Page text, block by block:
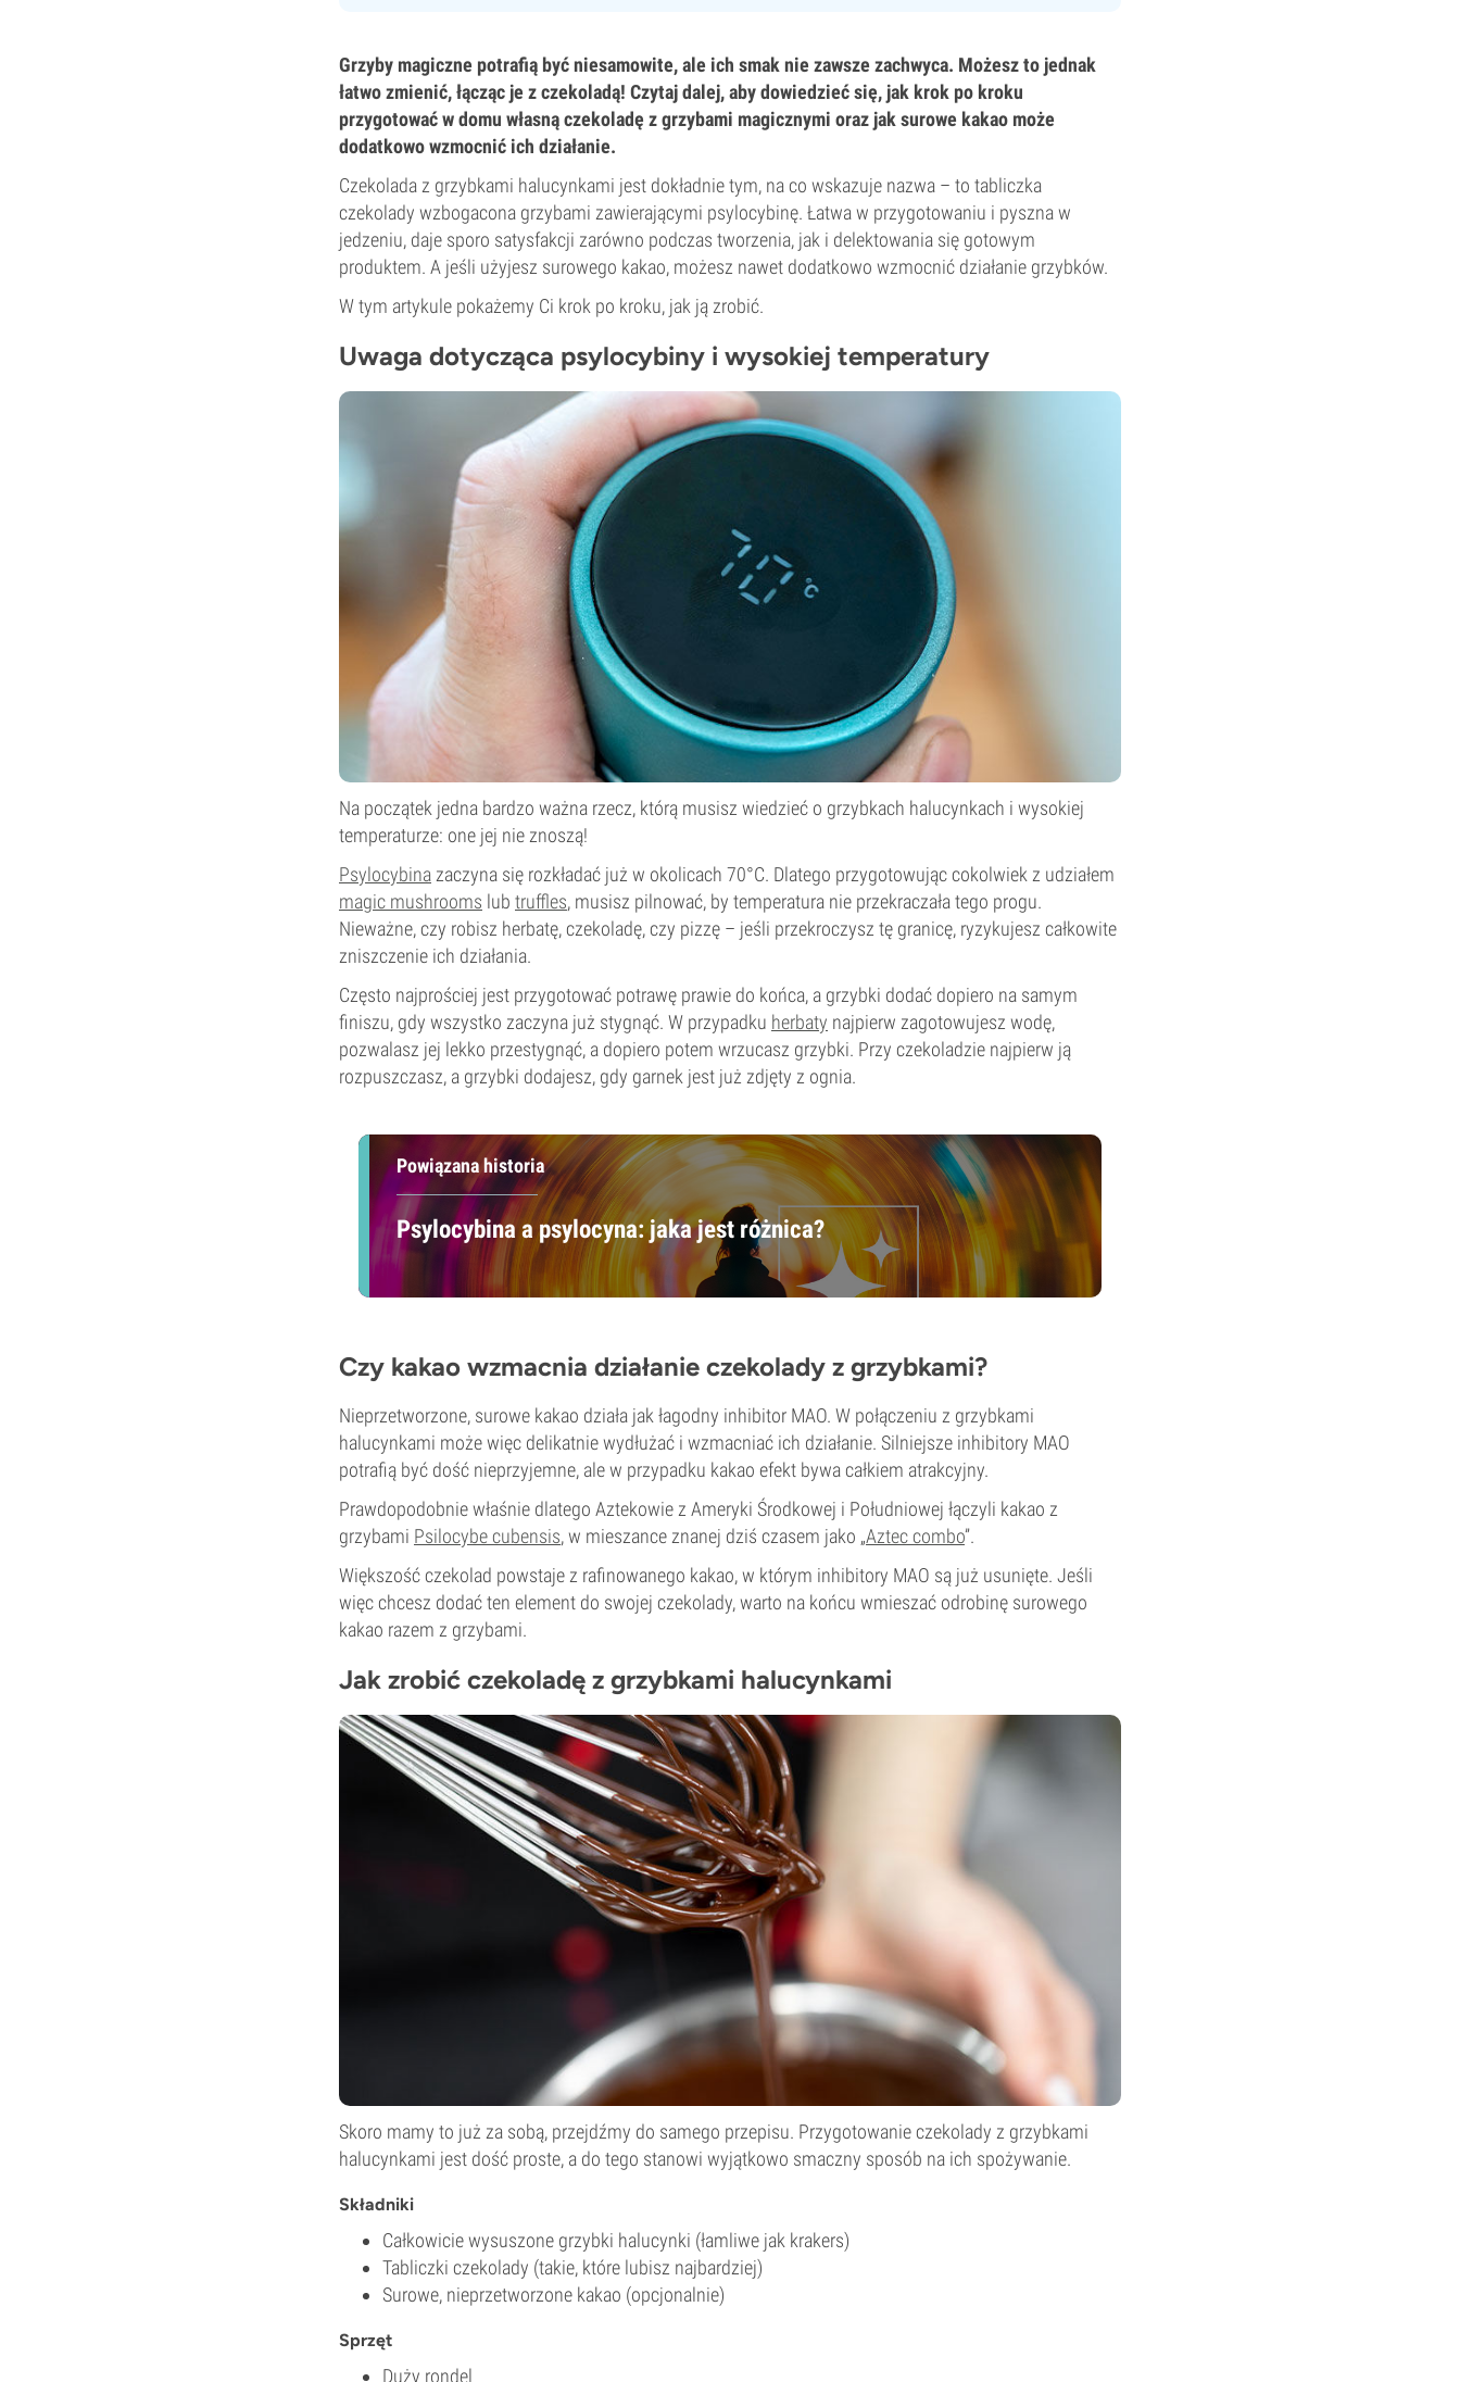
Grzyby magiczne potrafią być niesamowite, ale ich smak nie zawsze zachwyca. Możesz to jednak
łatwo zmienić, łącząc je z czekoladą! Czytaj dalej, aby dowiedzieć się, jak krok po kroku
przygotować w domu własną czekoladę z grzybami magicznymi oraz jak surowe kakao może
dodatkowo wzmocnić ich działanie.
Czekolada z grzybkami halucynkami jest dokładnie tym, na co wskazuje nazwa – to tabliczka
czekolady wzbogacona grzybami zawierającymi psylocybinę. Łatwa w przygotowaniu i pyszna w
jedzeniu, daje sporo satysfakcji zarówno podczas tworzenia, jak i delektowania się gotowym
produktem. A jeśli użyjesz surowego kakao, możesz nawet dodatkowo wzmocnić działanie grzybków.
W tym artykule pokażemy Ci krok po kroku, jak ją zrobić.
Uwaga dotycząca psylocybiny i wysokiej temperatury
Na początek jedna bardzo ważna rzecz, którą musisz wiedzieć o grzybkach halucynkach i wysokiej
temperaturze: one jej nie znoszą!
Psylocybina zaczyna się rozkładać już w okolicach 70°C. Dlatego przygotowując cokolwiek z udziałem
magic mushrooms lub truffles, musisz pilnować, by temperatura nie przekraczała tego progu.
Nieważne, czy robisz herbatę, czekoladę, czy pizzę – jeśli przekroczysz tę granicę, ryzykujesz całkowite
zniszczenie ich działania.
Często najprościej jest przygotować potrawę prawie do końca, a grzybki dodać dopiero na samym
finiszu, gdy wszystko zaczyna już stygnąć. W przypadku herbaty najpierw zagotowujesz wodę,
pozwalasz jej lekko przestygnąć, a dopiero potem wrzucasz grzybki. Przy czekoladzie najpierw ją
rozpuszczasz, a grzybki dodajesz, gdy garnek jest już zdjęty z ognia.
Powiązana historia
Psylocybina a psylocyna: jaka jest różnica?
Czy kakao wzmacnia działanie czekolady z grzybkami?
Nieprzetworzone, surowe kakao działa jak łagodny inhibitor MAO. W połączeniu z grzybkami
halucynkami może więc delikatnie wydłużać i wzmacniać ich działanie. Silniejsze inhibitory MAO
potrafią być dość nieprzyjemne, ale w przypadku kakao efekt bywa całkiem atrakcyjny.
Prawdopodobnie właśnie dlatego Aztekowie z Ameryki Środkowej i Południowej łączyli kakao z
grzybami Psilocybe cubensis, w mieszance znanej dziś czasem jako „Aztec combo”.
Większość czekolad powstaje z rafinowanego kakao, w którym inhibitory MAO są już usunięte. Jeśli
więc chcesz dodać ten element do swojej czekolady, warto na końcu wmieszać odrobinę surowego
kakao razem z grzybami.
Jak zrobić czekoladę z grzybkami halucynkami
Skoro mamy to już za sobą, przejdźmy do samego przepisu. Przygotowanie czekolady z grzybkami
halucynkami jest dość proste, a do tego stanowi wyjątkowo smaczny sposób na ich spożywanie.
Składniki
Całkowicie wysuszone grzybki halucynki (łamliwe jak krakers)
Tabliczki czekolady (takie, które lubisz najbardziej)
Surowe, nieprzetworzone kakao (opcjonalnie)
Sprzęt
Duży rondel